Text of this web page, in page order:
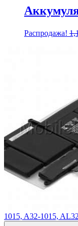
Распродажа!
1015, A32-1015,